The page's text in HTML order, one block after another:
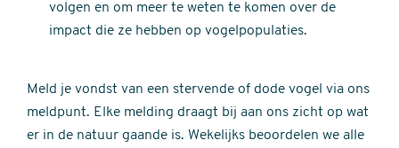
volgen en om meer te weten te komen over de
impact die ze hebben op vogelpopulaties.
Meld je vondst van een stervende of dode vogel via ons
meldpunt. Elke melding draagt bij aan ons zicht op wat
er in de natuur gaande is. Wekelijks beoordelen we alle